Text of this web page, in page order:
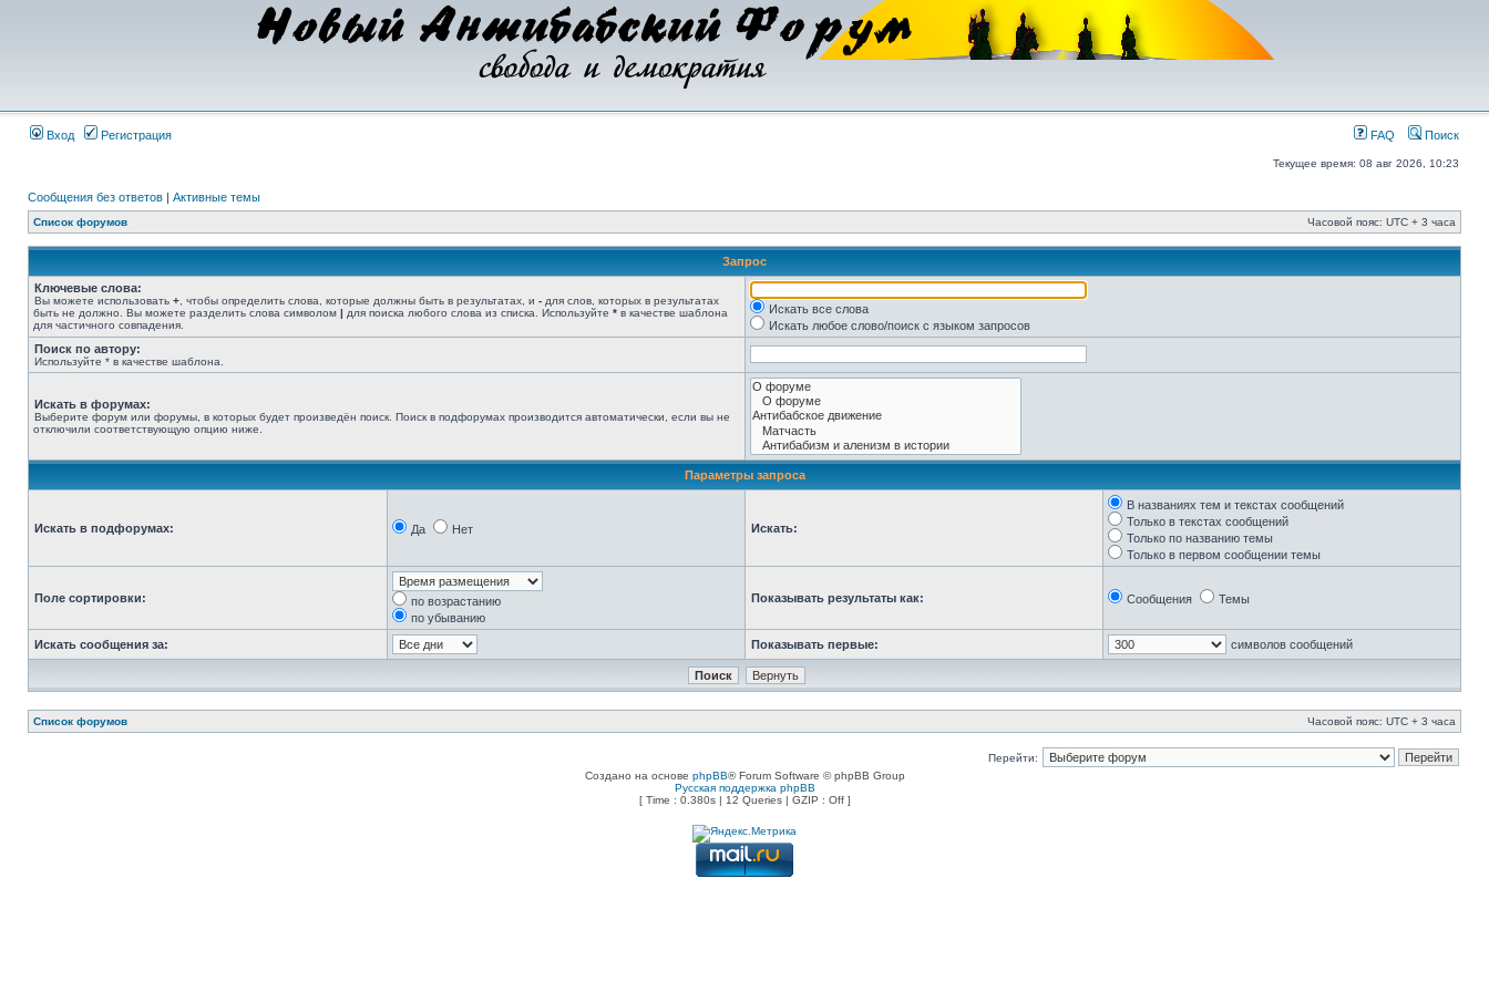
Вход Регистрация FAQ Поиск
Текущее время: 08 авг 2026, 10:23
Сообщения без ответов | Активные темы
Список форумов Часовой пояс: UTC + 3 часа
Запрос
Ключевые слова:
Вы можете использовать + , чтобы определить слова, которые должны быть в результатах, и - для слов, которых в результатах
быть не должно. Вы можете разделить слова символом | для поиска любого слова из списка. Используйте * в качестве шаблона
для частичного совпадения.
Искать все слова
Искать любое слово/поиск с языком запросов
Поиск по автору:
Используйте * в качестве шаблона.
Искать в форумах:
Выберите форум или форумы, в которых будет произведён поиск. Поиск в подфорумах производится автоматически, если вы не
отключили соответствующую опцию ниже.
Параметры запроса
Искать в подфорумах: Да Нет Искать:
В названиях тем и текстах сообщений
Только в текстах сообщений
Только по названию темы
Только в первом сообщении темы
Поле сортировки:
по возрастанию
по убыванию
Показывать результаты как: Сообщения Темы
Искать сообщения за: Показывать первые: символов сообщений
Список форумов Часовой пояс: UTC + 3 часа
Перейти:
Создано на основе phpBB® Forum Software © phpBB Group
Русская поддержка phpBB
[ Time : 0.380s | 12 Queries | GZIP : Off ]